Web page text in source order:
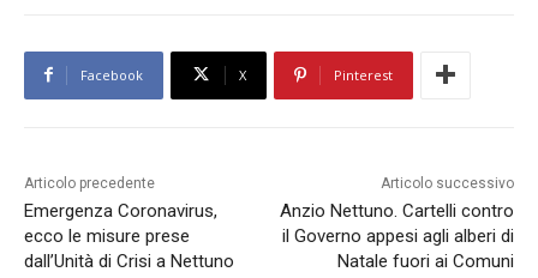
Facebook X Pinterest
Articolo precedente
Emergenza Coronavirus,
ecco le misure prese
dall’Unità di Crisi a Nettuno
Articolo successivo
Anzio Nettuno. Cartelli contro
il Governo appesi agli alberi di
Natale fuori ai Comuni